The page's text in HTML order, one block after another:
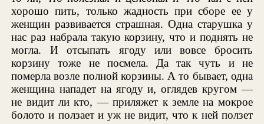
хорошо пить, только жадность при сборе ее у
женщин развивается страшная. Одна старушка у
нас раз набрала такую корзину, что и поднять не
могла. И отсыпать ягоду или вовсе бросить
корзину тоже не посмела. Да так чуть и не
померла возле полной корзины. А то бывает, одна
женщина нападет на ягоду и, оглядев кругом —
не видит ли кто, — приляжет к земле на мокрое
болото и ползает и уж не видит, что к ней ползет